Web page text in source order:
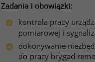
Zadania i obowiązki:
kontrola pracy
pomiarowej i
dokonywanie
do pracy brygad